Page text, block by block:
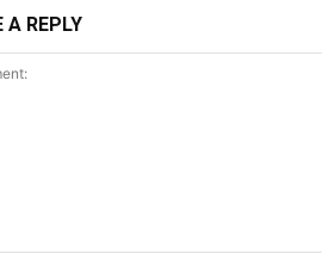
A REPLY